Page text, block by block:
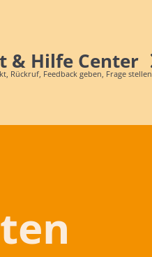
& Hilfe Center
Rückruf, Feedback geben, Frage stellen